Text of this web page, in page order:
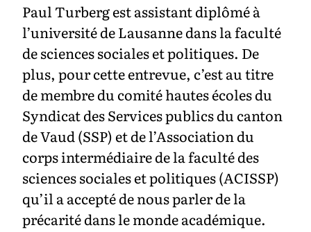
Paul Turberg est assistant diplômé à
l’université de Lausanne dans la faculté
de sciences sociales et politiques. De
plus, pour cette entrevue, c’est au titre
de membre du comité hautes écoles du
Syndicat des Services publics du canton
de Vaud (SSP) et de l’Association du
corps intermédiaire de la faculté des
sciences sociales et politiques (ACISSP)
qu’il a accepté de nous parler de la
précarité dans le monde académique.